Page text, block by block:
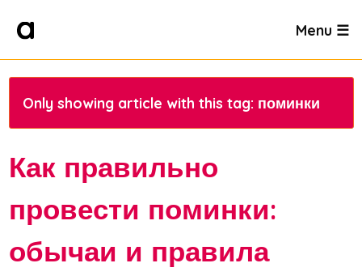
Menu ☰
Only showing article with this tag: поминки
Как правильно
провести поминки:
обычаи и правила